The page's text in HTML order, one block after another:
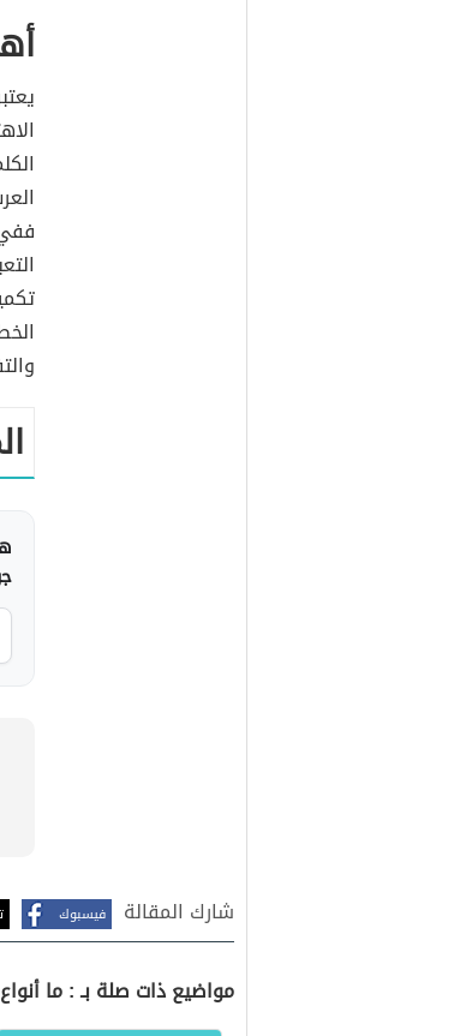
شارك المقالة فيسبوك
مواضيع ذات صلة بـ : ما